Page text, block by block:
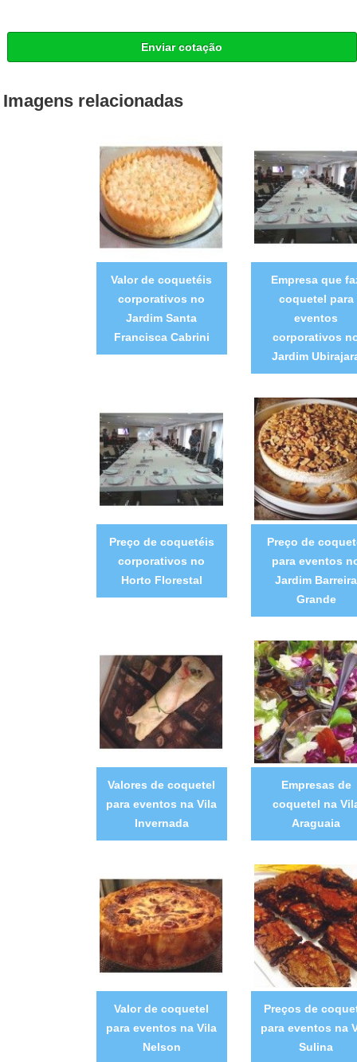
Enviar cotação
Imagens relacionadas
Valor de coquetéis
corporativos no
Jardim Santa
Francisca Cabrini
Empresa que
coquetel para
eventos
corporativos
Jardim
Preço de coquetéis
corporativos no
Horto Florestal
Preço de
para eventos
Jardim Barreira
Grande
Valores de coquetel
para eventos na Vila
Invernada
Empresas de
coquetel na
Araguaia
Valor de coquetel
para eventos na Vila
Nelson
Preços de
para eventos na
Sulina